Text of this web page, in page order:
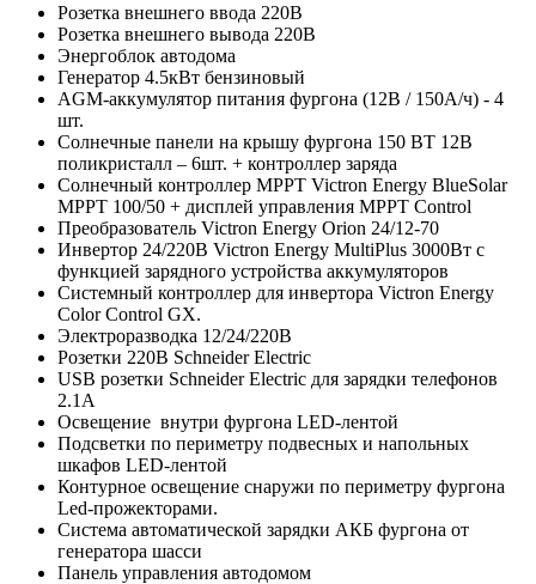
Розетка внешнего ввода 220В
Розетка внешнего вывода 220В
Энергоблок автодома
Генератор 4.5кВт бензиновый
AGM-аккумулятор питания фургона (12В / 150А/ч) - 4
шт.
Солнечные панели на крышу фургона 150 ВТ 12В
поликристалл – 6шт. + контроллер заряда
Солнечный контроллер MPPT Victron Energy BlueSolar
MPPT 100/50 + дисплей управления MPPT Control
Преобразователь Victron Energy Orion 24/12-70
Инвертор 24/220В Victron Energy MultiPlus 3000Вт с
функцией зарядного устройства аккумуляторов
Системный контроллер для инвертора Victron Energy
Color Control GX.
Электроразводка 12/24/220В
Розетки 220В Schneider Electric
USB розетки Schneider Electric для зарядки телефонов
2.1А
Освещение внутри фургона LED-лентой
Подсветки по периметру подвесных и напольных
шкафов LED-лентой
Контурное освещение снаружи по периметру фургона
Led-прожекторами.
Система автоматической зарядки АКБ фургона от
генератора шасси
Панель управления автодомом